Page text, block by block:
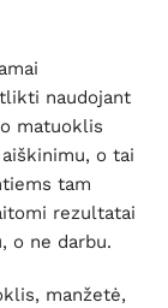
naudojant
matuoklis
o tai
tam
rezultatai
o ne darbu.
manžetė,